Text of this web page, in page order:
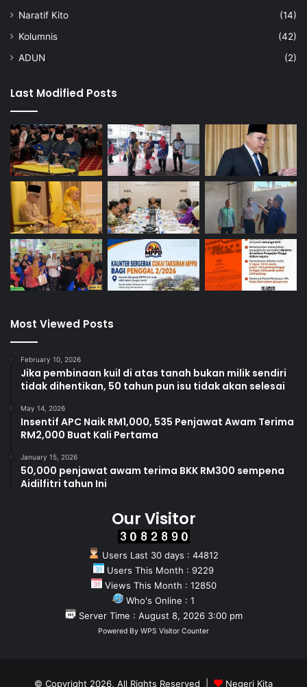
Naratif Kito
(14)
Kolumnis
(42)
ADUN
(2)
Last Modified Posts
Most Viewed Posts
February 10, 2026
Jika pembinaan kuil di atas tanah bukan milik sendiri
tidak dihentikan, 50 tahun pun isu tidak akan selesai
May 14, 2026
Insentif APC Naik RM1,000, 535 Penjawat Awam Terima
RM2,000 Buat Kali Pertama
January 15, 2026
50,000 penjawat awam terima BKK RM300 sempena
Aidilfitri tahun Ini
Our Visitor
Users Last 30 days : 44812
Users This Month : 9229
Views This Month : 12850
Who's Online : 1
Server Time : August 8, 2026 3:00 pm
Powered By WPS Visitor Counter
© Copyright 2026, All Rights Reserved | Negeri Kita